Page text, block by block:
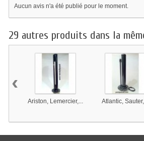
Aucun avis n'a été publié pour le moment.
29 autres produits dans la
Ariston, Lemercier,... Atlantic,
‹